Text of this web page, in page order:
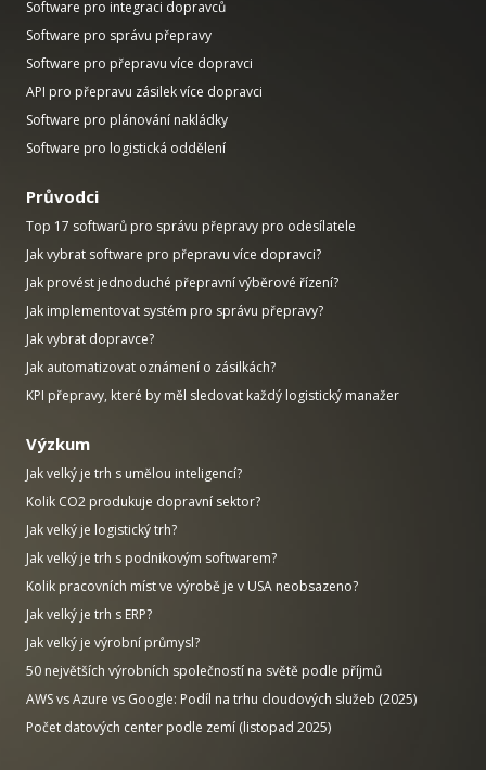
Software pro integraci dopravců
Software pro správu přepravy
Software pro přepravu více dopravci
API pro přepravu zásilek více dopravci
Software pro plánování nakládky
Software pro logistická oddělení
Průvodci
Top 17 softwarů pro správu přepravy pro odesílatele
Jak vybrat software pro přepravu více dopravci?
Jak provést jednoduché přepravní výběrové řízení?
Jak implementovat systém pro správu přepravy?
Jak vybrat dopravce?
Jak automatizovat oznámení o zásilkách?
KPI přepravy, které by měl sledovat každý logistický manažer
Výzkum
Jak velký je trh s umělou inteligencí?
Kolik CO2 produkuje dopravní sektor?
Jak velký je logistický trh?
Jak velký je trh s podnikovým softwarem?
Kolik pracovních míst ve výrobě je v USA neobsazeno?
Jak velký je trh s ERP?
Jak velký je výrobní průmysl?
50 největších výrobních společností na světě podle příjmů
AWS vs Azure vs Google: Podíl na trhu cloudových služeb (2025)
Počet datových center podle zemí (listopad 2025)